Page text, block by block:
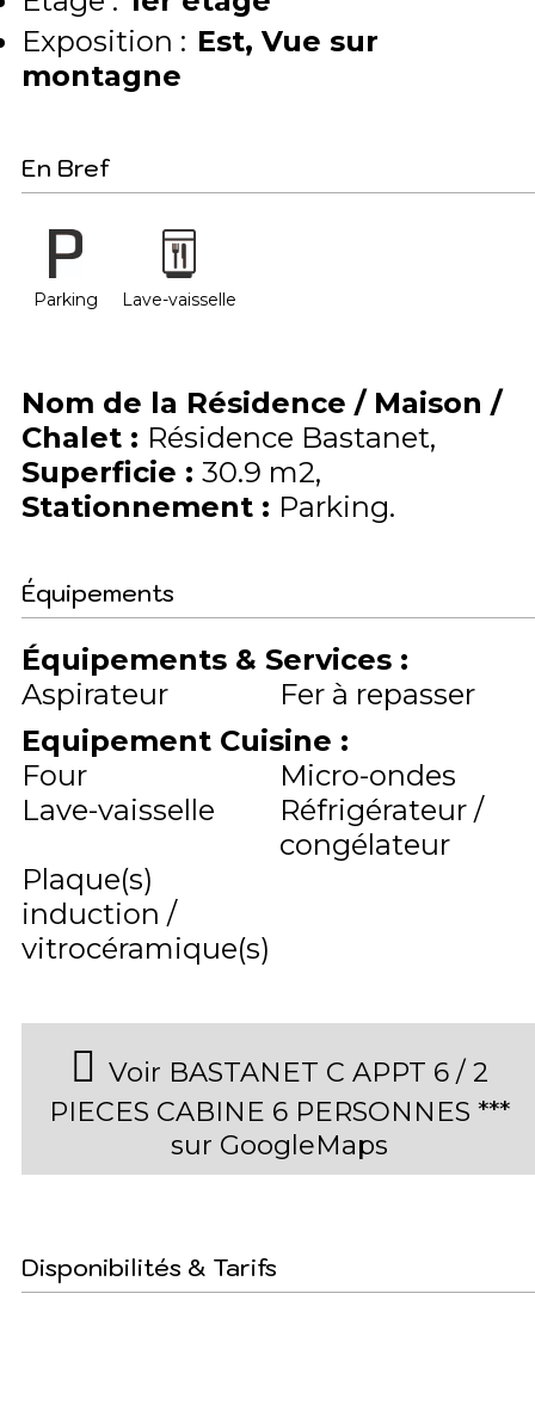
Exposition : Est Vue sur
montagne
En Bref
Parking Lave-vaisselle
Nom de la Résidence / Maison /
Chalet : Résidence Bastanet
Superficie : 30.9 m2
Stationnement : Parking
Équipements
Équipements & Services :
Aspirateur
Fer à repasser
Equipement Cuisine :
Four
Micro-ondes
Lave-vaisselle
Réfrigérateur /
congélateur
Plaque(s)
induction /
vitrocéramique(s)
Voir BASTANET C APPT 6 / 2
PIECES CABINE 6 PERSONNES ***
sur GoogleMaps
Disponibilités & Tarifs